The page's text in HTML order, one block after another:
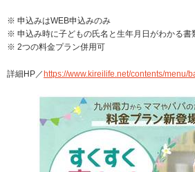
※ 申込みはWEB申込みのみ
※ 申込み時に子どもの氏名と生年月日がわかる書
※ 2つの料金プラン併用可
詳細HP／ https://www.kireilife.net/contents/menu/